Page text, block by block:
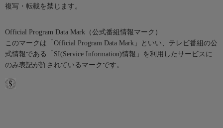
複写・転載を禁じます。
Official Program Data Mark（公式番組情報マーク）
このマークは「Official Program Data Mark」といい、テレビ番組の公
式情報である「SI(Service Information)情報」を利用したサービスに
のみ表記が許されているマークです。